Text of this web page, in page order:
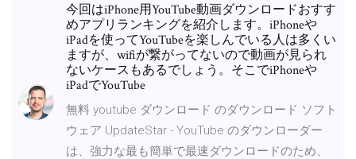
今回はiPhone用YouTube動画ダウンロードおすす
めアプリランキングを紹介します。iPhoneや
iPadを使ってYouTubeを楽しんでいる人は多くい
ますが、wifiが繋がってないので動画が見られ
ないケースもあるでしょう。そこでiPhoneや
iPadでYouTube
無料 youtube ダウンロード のダウンロード ソフト
ウェア UpdateStar - YouTube のダウンローダー
は、強力な最も簡単で最速ダウンロードのため、